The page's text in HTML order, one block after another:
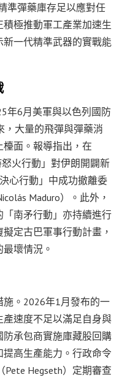
準彈藥庫存足以應對任
極推動軍工產業加速生
一代精準武器的實戰能
年6月美軍與以色列國防
，大量的飛彈與彈藥消
面。報導指出，在
火行動」對伊朗開闢新
心行動」中成功撤離委
Maduro）。此外，
南矛行動」亦持續進行
定古巴軍事行動計畫，
壞情況。
。2026年1月發布的一
速度不足以滿足自身與
承包商實施庫藏股回購
高生產能力。行政命令
Pete Hegseth）定期審查